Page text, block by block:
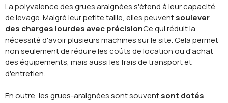
La polyvalence des grues araignées s'étend à leur capacité
de levage. Malgré leur petite taille, elles peuventsoulever
des charges lourdes avec précisionCe qui réduit la
nécessité d'avoir plusieurs machines sur le site. Cela permet
non seulement de réduire les coûts de location ou d'achat
des équipements, mais aussi les frais de transport et
d'entretien.
En outre, les grues-araignées sont souventsont dotés